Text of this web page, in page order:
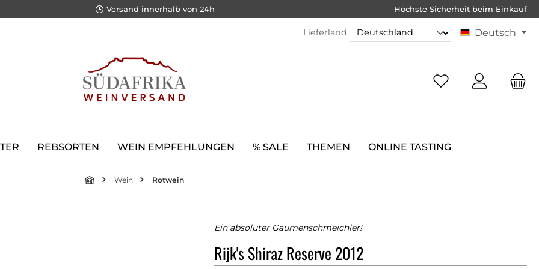
Versand innerhalb von 24h Höchste Sicherheit beim Einkauf
Lieferland Deutsch
REBSORTEN WEIN EMPFEHLUNGEN % SALE THEMEN ONLINE TASTING
Wein Rotwein
Ein absoluter Gaumenschmeichler!
Rijk's Shiraz Reserve 2012